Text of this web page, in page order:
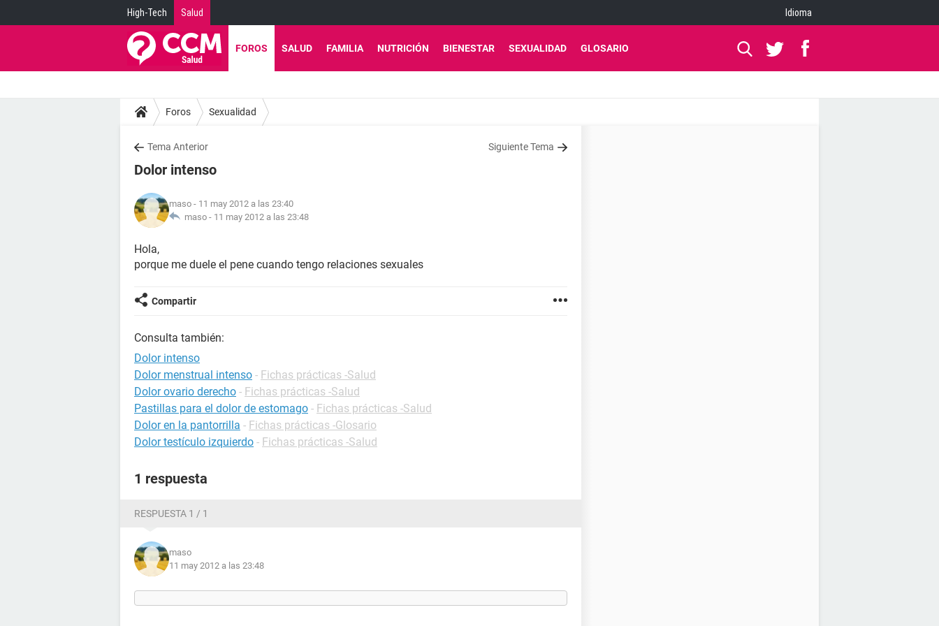
High-Tech Salud Idioma
FOROS SALUD FAMILIA NUTRICIÓN BIENESTAR SEXUALIDAD GLOSARIO
Foros Sexualidad
Tema Anterior Siguiente Tema
Dolor intenso
maso - 11 may 2012 a las 23:40
maso - 11 may 2012 a las 23:48
Hola,
porque me duele el pene cuando tengo relaciones sexuales
Compartir
Consulta también:
Dolor intenso
Dolor menstrual intenso - Fichas prácticas -Salud
Dolor ovario derecho - Fichas prácticas -Salud
Pastillas para el dolor de estomago - Fichas prácticas -Salud
Dolor en la pantorrilla - Fichas prácticas -Glosario
Dolor testículo izquierdo - Fichas prácticas -Salud
1 respuesta
RESPUESTA 1 / 1
maso
11 may 2012 a las 23:48